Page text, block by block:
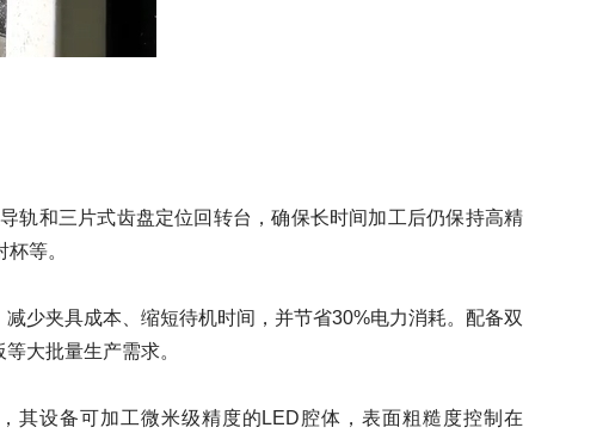
和三片式齿盘定位回转台，确保长时间加工后仍保持高精
等。
夹具成本、缩短待机时间，并节省30%电力消耗。配备双
大批量生产需求。
设备可加工微米级精度的LED腔体，表面粗糙度控制在